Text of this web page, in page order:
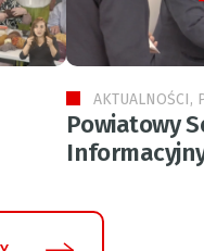
AKTUALNOŚCI,
Powiatowy